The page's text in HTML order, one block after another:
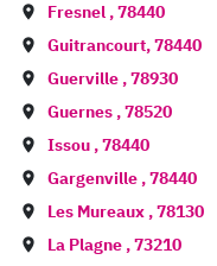
Fresnel ,78440
Guitrancourt,78440
Guerville ,78930
Guernes ,78520
Issou ,78440
Gargenville ,78440
Les Mureaux ,78130
La Plagne ,73210